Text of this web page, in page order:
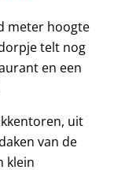
meter hoogte
telt nog
en een
uit
van de
klein